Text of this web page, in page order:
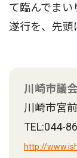
て臨んでまい
遂行を、先頭
川崎市議
川崎市宮
TEL:044-
http://